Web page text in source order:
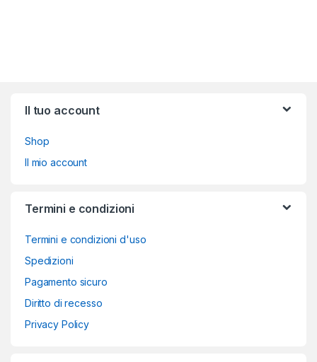
Il tuo account
Shop
Il mio account
Termini e condizioni
Termini e condizioni d'uso
Spedizioni
Pagamento sicuro
Diritto di recesso
Privacy Policy